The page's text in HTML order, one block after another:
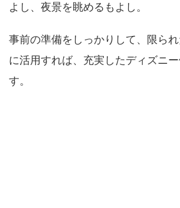
よし、夜景を眺めるもよし。
事前の準備をしっかりして、限ら
に活用すれば、充実したディズニ
す。